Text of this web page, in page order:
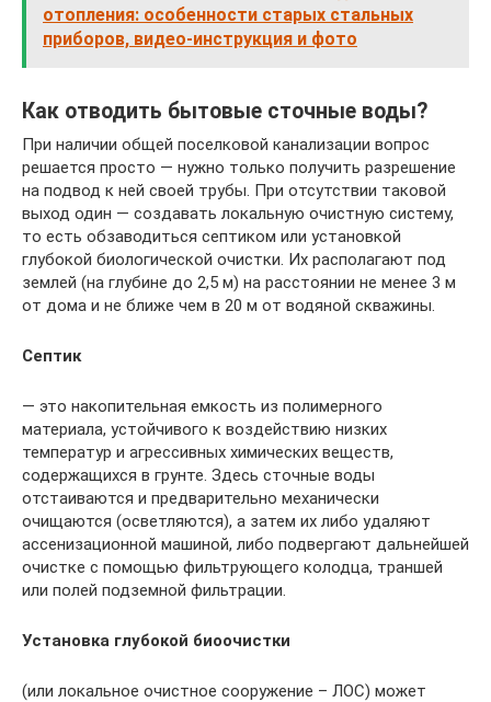
отопления: особенности старых стальных
приборов, видео-инструкция и фото
Как отводить бытовые сточные воды?
При наличии общей поселковой канализации вопрос
решается просто — нужно только получить разрешение
на подвод к ней своей трубы. При отсутствии таковой
выход один — создавать локальную очистную систему,
то есть обзаводиться септиком или установкой
глубокой биологической очистки. Их располагают под
землей (на глубине до 2,5 м) на расстоянии не менее 3 м
от дома и не ближе чем в 20 м от водяной скважины.
Септик
— это накопительная емкость из полимерного
материала, устойчивого к воздействию низких
температур и агрессивных химических веществ,
содержащихся в грунте. Здесь сточные воды
отстаиваются и предварительно механически
очищаются (осветляются), а затем их либо удаляют
ассенизационной машиной, либо подвергают дальнейшей
очистке с помощью фильтрующего колодца, траншей
или полей подземной фильтрации.
Установка глубокой биоочистки
(или локальное очистное сооружение – ЛОС) может